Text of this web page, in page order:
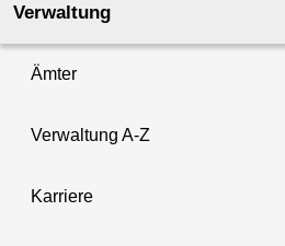
Verwaltung
Ämter
Verwaltung A-Z
Karriere